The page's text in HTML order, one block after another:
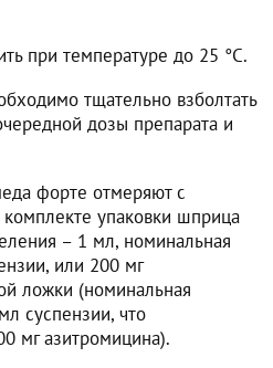
при температуре до 25 °С.
тщательно взболтать
дозы препарата и
форте отмеряют с
упаковки шприца
– 1 мл, номинальная
или 200 мг
ложки (номинальная
суспензии, что
мг азитромицина).